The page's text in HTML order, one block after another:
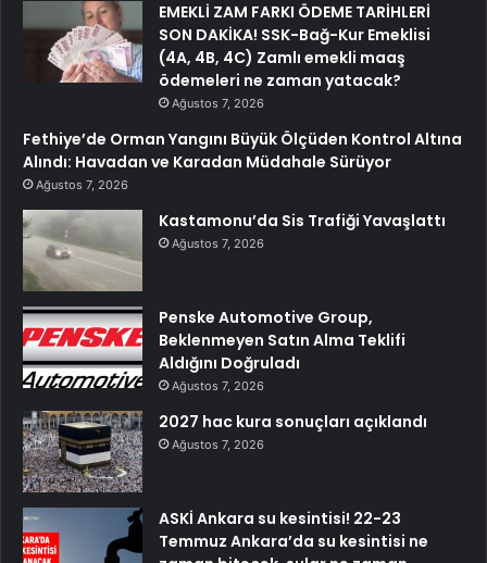
EMEKLİ ZAM FARKI ÖDEME TARİHLERİ
SON DAKİKA! SSK-Bağ-Kur Emeklisi
(4A, 4B, 4C) Zamlı emekli maaş
ödemeleri ne zaman yatacak?
Ağustos 7, 2026
Fethiye’de Orman Yangını Büyük Ölçüden Kontrol Altına
Alındı: Havadan ve Karadan Müdahale Sürüyor
Ağustos 7, 2026
Kastamonu’da Sis Trafiği Yavaşlattı
Ağustos 7, 2026
Penske Automotive Group,
Beklenmeyen Satın Alma Teklifi
Aldığını Doğruladı
Ağustos 7, 2026
2027 hac kura sonuçları açıklandı
Ağustos 7, 2026
ASKİ Ankara su kesintisi! 22-23
Temmuz Ankara’da su kesintisi ne